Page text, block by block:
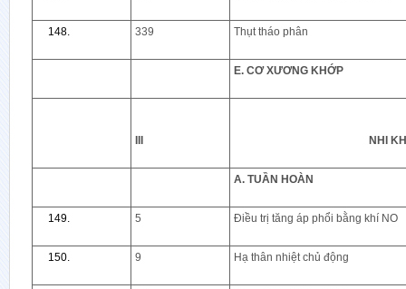
339 Thụt tháo phân
E. CƠ XƯƠNG KHỚP
NHI
A. TUẦN HOÀN
5 Điều trị tăng áp phổi bằng khí NO
9 Hạ thân nhiệt chủ động